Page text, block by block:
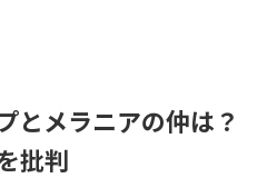
とメラニアの仲は？
批判